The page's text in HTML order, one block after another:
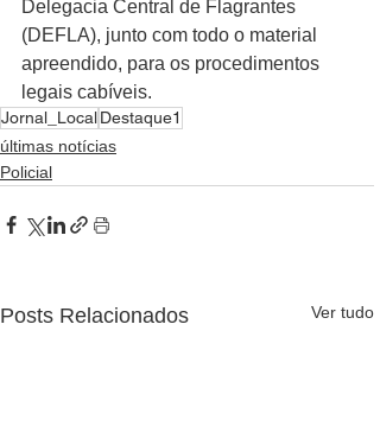
Delegacia Central de Flagrantes
(DEFLA), junto com todo o material
apreendido, para os procedimentos
legais cabíveis.
Jornal_LocalDestaque1
últimas notícias
Policial
Posts Relacionados Ver tudo